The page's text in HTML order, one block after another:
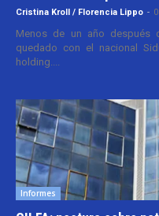
Cristina Kroll / Florencia Lippo -
Menos de un año después
quedado con el nacional
holding....
Informes